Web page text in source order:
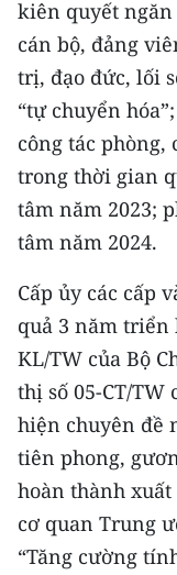
ENGLISH
中文
FRANÇAIS
РУССКИЙ
ESPAÑOL
한국어
kiên quyết
cán bộ, đảng
trị, đạo đức, lối
“tự chuyển
công tác
trong thời gian
tâm năm 2023;
tâm năm 2024.
Cấp ủy các cấp
quả 3 năm triển
KL/TW của Bộ
thị số 05-CT/
hiện chuyên đề
tiên phong,
hoàn thành
cơ quan Trung
“Tăng cường